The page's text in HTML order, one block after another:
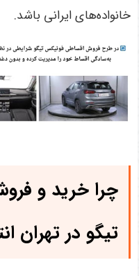
خانواده‌های ایرانی باشد.
چرا خرید و
تیگو در تهران